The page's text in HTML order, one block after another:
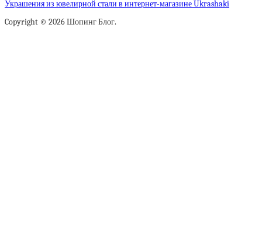
Украшения из ювелирной стали в интернет-магазине Ukrashaki
Copyright © 2026 Шопинг Блог.